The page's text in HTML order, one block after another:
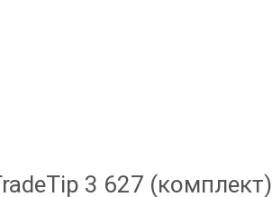
3 627 (комплект)